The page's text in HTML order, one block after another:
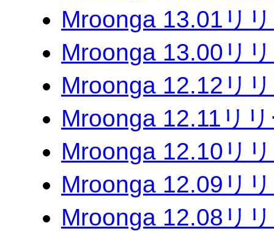
Mroonga 13.01リ
Mroonga 13.00リ
Mroonga 12.12リ
Mroonga 12.11リ
Mroonga 12.10リ
Mroonga 12.09リ
Mroonga 12.08リ